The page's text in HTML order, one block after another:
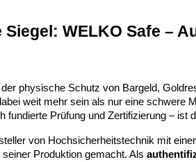
WELKO Safe –
physische Schutz von Bargeld,
weit mehr sein als nur eine schwere
fundierte Prüfung und Zertifizierung –
von Hochsicherheitstechnik mit
Produktion gemacht. Als